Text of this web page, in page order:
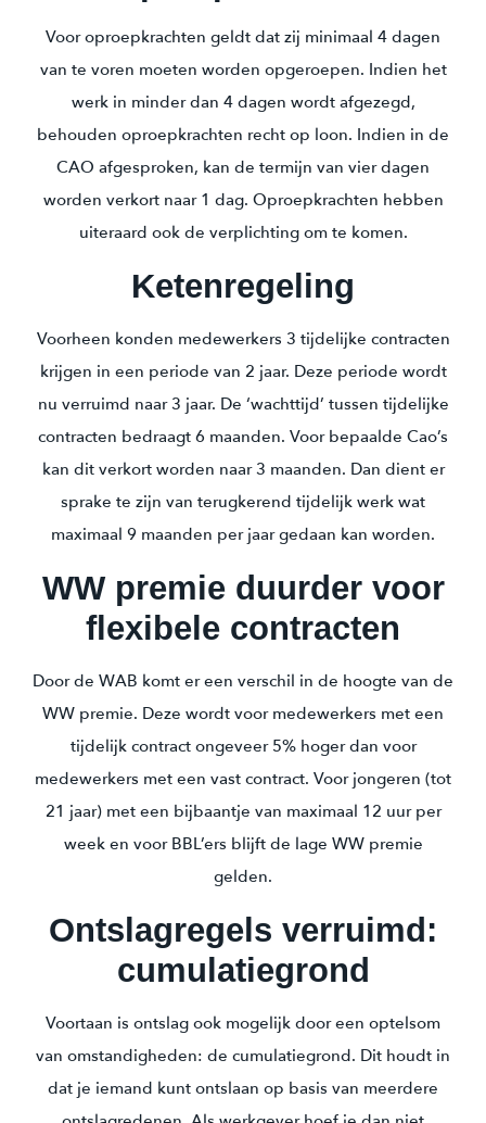
Voor oproepkrachten geldt dat zij minimaal 4 dagen
van te voren moeten worden opgeroepen. Indien het
werk in minder dan 4 dagen wordt afgezegd,
behouden oproepkrachten recht op loon. Indien in de
CAO afgesproken, kan de termijn van vier dagen
worden verkort naar 1 dag. Oproepkrachten hebben
uiteraard ook de verplichting om te komen.
Ketenregeling
Voorheen konden medewerkers 3 tijdelijke contracten
krijgen in een periode van 2 jaar. Deze periode wordt
nu verruimd naar 3 jaar. De ‘wachttijd’ tussen tijdelijke
contracten bedraagt 6 maanden. Voor bepaalde Cao’s
kan dit verkort worden naar 3 maanden. Dan dient er
sprake te zijn van terugkerend tijdelijk werk wat
maximaal 9 maanden per jaar gedaan kan worden.
WW premie duurder voor
flexibele contracten
Door de WAB komt er een verschil in de hoogte van de
WW premie. Deze wordt voor medewerkers met een
tijdelijk contract ongeveer 5% hoger dan voor
medewerkers met een vast contract. Voor jongeren (tot
21 jaar) met een bijbaantje van maximaal 12 uur per
week en voor BBL’ers blijft de lage WW premie
gelden.
Ontslagregels verruimd:
cumulatiegrond
Voortaan is ontslag ook mogelijk door een optelsom
van omstandigheden: de cumulatiegrond. Dit houdt in
dat je iemand kunt ontslaan op basis van meerdere